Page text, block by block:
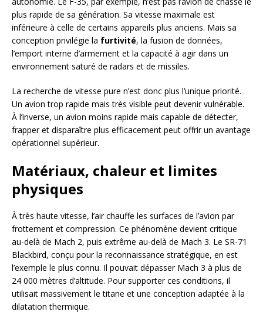
plus rapide de sa génération. Sa vitesse maximale est
inférieure à celle de certains appareils plus anciens. Mais sa
conception privilégie la furtivité, la fusion de données,
l’emport interne d’armement et la capacité à agir dans un
environnement saturé de radars et de missiles.
La recherche de vitesse pure n’est donc plus l’unique priorité.
Un avion trop rapide mais très visible peut devenir vulnérable.
À l’inverse, un avion moins rapide mais capable de détecter,
frapper et disparaître plus efficacement peut offrir un avantage
opérationnel supérieur.
Matériaux, chaleur et limites
physiques
À très haute vitesse, l’air chauffe les surfaces de l’avion par
frottement et compression. Ce phénomène devient critique
au-delà de Mach 2, puis extrême au-delà de Mach 3. Le SR-71
Blackbird, conçu pour la reconnaissance stratégique, en est
l’exemple le plus connu. Il pouvait dépasser Mach 3 à plus de
24 000 mètres d’altitude. Pour supporter ces conditions, il
utilisait massivement le titane et une conception adaptée à la
dilatation thermique.